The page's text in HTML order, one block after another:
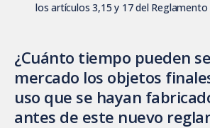
los artículos 3,15 y 17 del Reglamento
¿Cuánto tiempo pueden
mercado los objetos
uso que se hayan
antes de este nuevo